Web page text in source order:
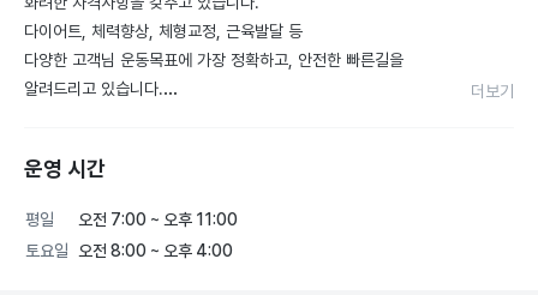
다이어트, 체력향상, 체형교정, 근육발달 등
다양한 고객님 운동목표에 가장 정확하고, 안전한 빠른길을
알려드리고 있습니다.
오늘도 좋은하루 보내세요.
더보기
운영 시간
평일
오전 7:00 ~ 오후 11:00
토요일
오전 8:00 ~ 오후 4:00